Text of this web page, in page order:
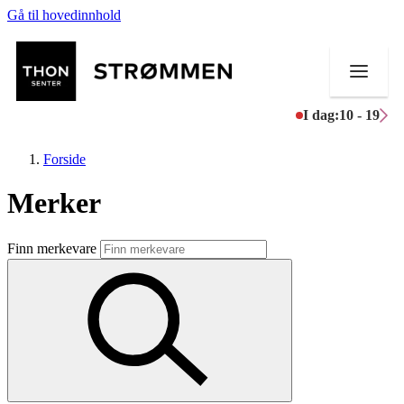
Gå til hovedinnhold
I dag:10 - 19
Butikker
Mat og drikke
Aktiviteter
Forside
Merker
Finn merkevare